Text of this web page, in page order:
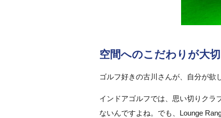
空間へのこだわりが大切
ゴルフ好きの古川さんが、自分が欲
インドアゴルフでは、思い切りクラ
ないんですよね。でも、Lounge